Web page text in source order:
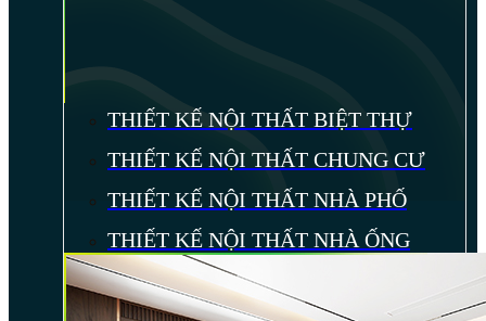
THIẾT KẾ NỘI THẤT BIỆT THỰ
THIẾT KẾ NỘI THẤT CHUNG CƯ
THIẾT KẾ NỘI THẤT NHÀ PHỐ
THIẾT KẾ NỘI THẤT NHÀ ỐNG